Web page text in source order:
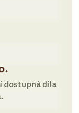
dostupná díla